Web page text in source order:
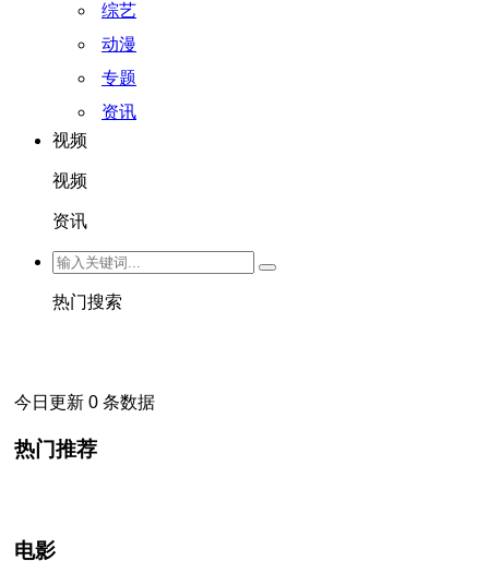
综艺
动漫
专题
资讯
视频
视频
资讯
热门搜索
今日更新 0 条数据
热门推荐
电影